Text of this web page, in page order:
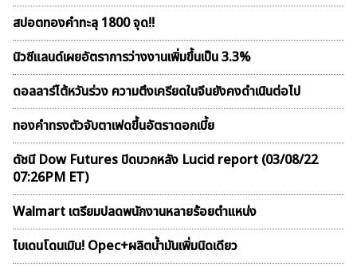
สปอตทองคำทะลุ 1800 จุด!!
นิวซีแลนด์เผยอัตราการว่างงานเพิ่มขึ้นเป็น 3.3%
ดอลลาร์ไต้หวันร่วง ความตึงเครียดในจีนยังคงดำเนินต่อไป
ทองคำทรงตัวจับตาเฟดขึ้นอัตราดอกเบี้ย
ดัชนี Dow Futures ปิดบวกหลัง Lucid report (03/08/22
07:26PM ET)
Walmart เตรียมปลดพนักงานหลายร้อยตำแหน่ง
ไบเดนโดนเมิน! Opec+ผลิตน้ำมันเพิ่มนิดเดียว